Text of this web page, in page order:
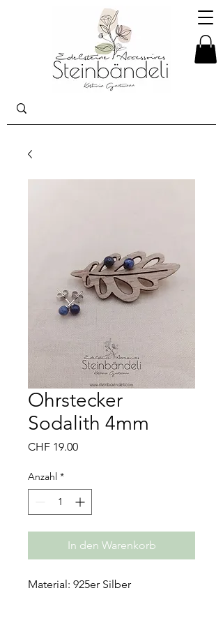
Ohrstecker
Sodalith 4mm
CHF 19.00Preis
Anzahl *
In den Warenkorb
Material: 925er Silber